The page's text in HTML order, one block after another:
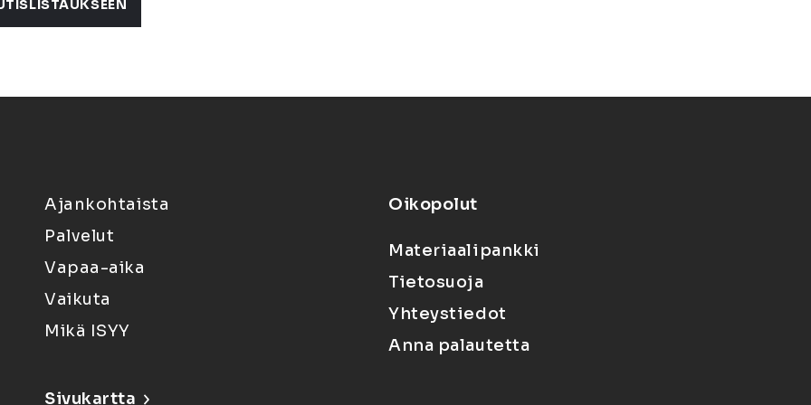
Ajankohtaista
Palvelut
Vapaa-aika
Vaikuta
Mikä ISYY
Sivukartta
Oikopolut
Materiaalipankki
Tietosuoja
Yhteystiedot
Anna palautetta